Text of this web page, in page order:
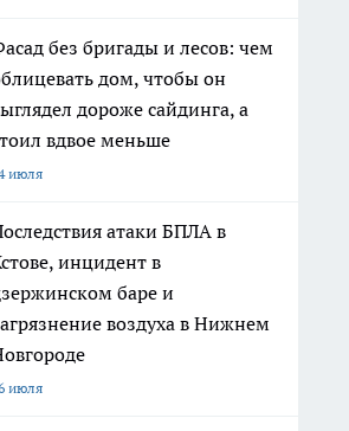
без бригады и лесов: чем
дом, чтобы он
дороже сайдинга, а
вдвое меньше
июля
атаки БПЛА в
инцидент в
баре и
воздуха в Нижнем
июля